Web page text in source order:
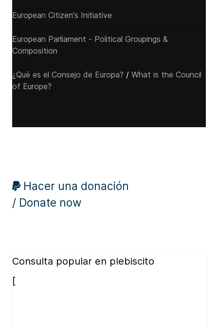
European Citizen's Initiative
European Parliament - Political Groupings &
Composition
¿Qué es el Consejo de Europa? / What is the Council
of Europe?
Hacer una donación
/ Donate now
Consulta popular en plebiscito
[